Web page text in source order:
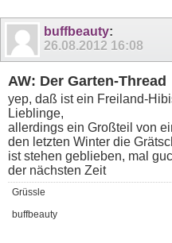
buffbeauty:
26.08.2012 16:08
AW: Der Garten-Thread
yep, daß ist ein Freiland-
Lieblinge,
allerdings ein Großteil von
den letzten Winter die
ist stehen geblieben, mal
der nächsten Zeit
Grüssle
buffbeauty